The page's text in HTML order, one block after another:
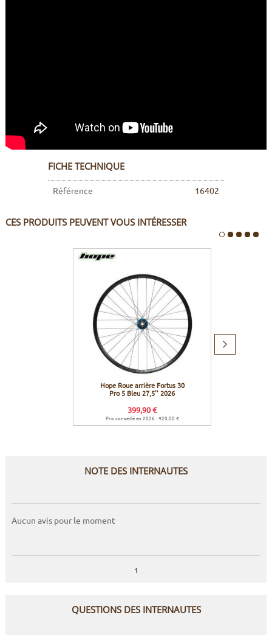
FICHE TECHNIQUE
Référence 16402
CES PRODUITS PEUVENT VOUS INTÉRESSER
Hope Roue arrière Fortus 30
Pro 5 Bleu 27,5'' 2026
399,90 €
Prix conseillé en 2026 : 420,00 €
Produit
NOTE DES INTERNAUTES
Aucun avis pour le moment
1
QUESTIONS DES INTERNAUTES